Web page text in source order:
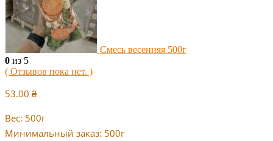
Смесь весенняя 500г
0 из 5
( Отзывов пока нет. )
53.00 ₴
Вес: 500г
Минимальный заказ: 500г